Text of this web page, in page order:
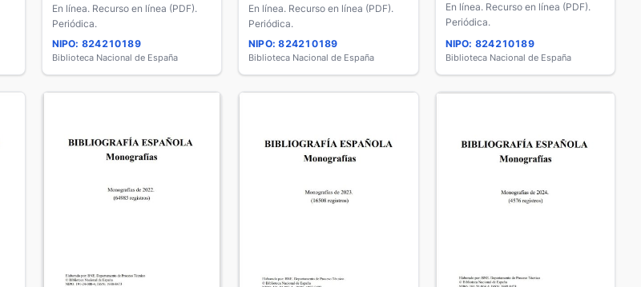
En línea. Recurso en línea (PDF).
Periódica.
NIPO: 824210189
Biblioteca Nacional de España
En línea. Recurso en línea (PDF).
Periódica.
NIPO: 824210189
Biblioteca Nacional de España
En línea. Recurso en línea (PDF).
Periódica.
NIPO: 824210189
Biblioteca Nacional de España